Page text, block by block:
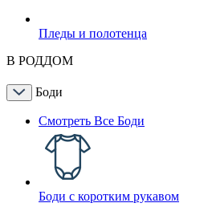
Пледы и полотенца
В РОДДОМ
Боди
Смотреть Все Боди
Боди с коротким рукавом